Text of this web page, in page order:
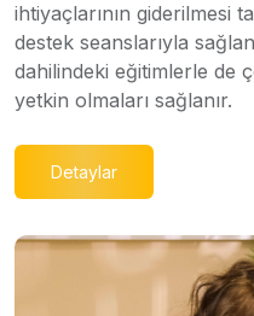
ihtiyaçlarının giderilmesi
destek seanslarıyla
dahilindeki eğitimlerle de
yetkin olmaları sağlanır.
Detaylar